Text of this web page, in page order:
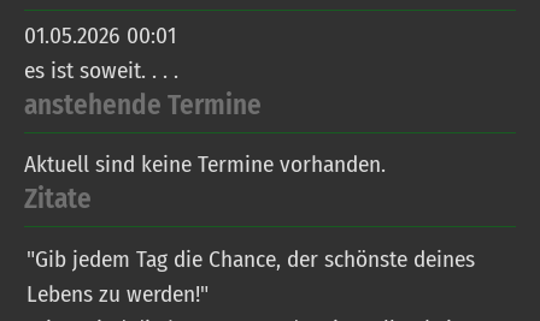
01.05.2026 00:01
es ist soweit. . . .
anstehende Termine
Aktuell sind keine Termine vorhanden.
Zitate
"Gib jedem Tag die Chance, der schönste deines
Lebens zu werden!"